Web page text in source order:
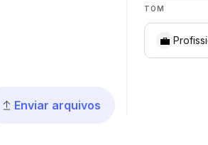
Enviar arquivos
TOM
💼